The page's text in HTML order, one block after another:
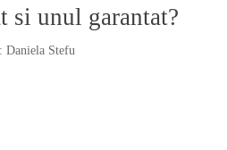
unul garantat?
Daniela Stefu